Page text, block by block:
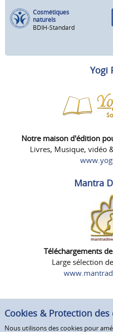
Cosmétiques
naturels
BDIH-Standard
Yogi
Notre maison d'édition
Livres, Musique, vidéo
Mantra
Téléchargements
Large sélection
Cookies & Protection des
Nous utilisons des cookies pour